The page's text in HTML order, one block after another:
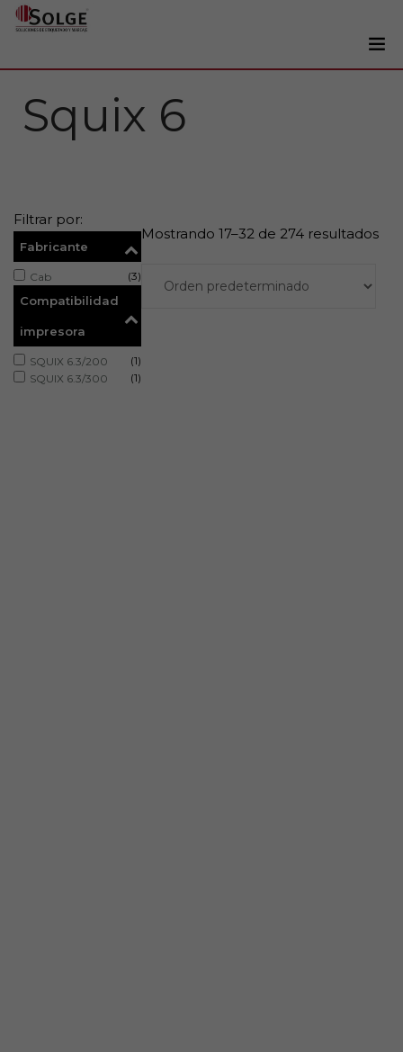
Impresoras
Tintas
Lectores
Marcaje
+34 93 241 22 21
Squix 6
Filtrar por:
Fabricante
Cab (3)
Compatibilidad
impresora
SQUIX 6.3/200
(1)
SQUIX 6.3/300
(1)
Mostrando 17–32 de 274 resultados